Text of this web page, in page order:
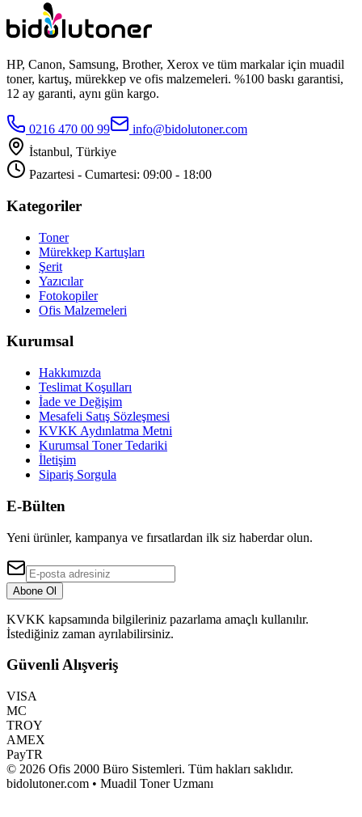
HP, Canon, Samsung, Brother, Xerox ve tüm markalar için muadil
toner, kartuş, mürekkep ve ofis malzemeleri. %100 baskı garantisi,
12 ay garanti, aynı gün kargo.
0216 470 00 99
info@bidolutoner.com
İstanbul, Türkiye
Pazartesi - Cumartesi: 09:00 - 18:00
Kategoriler
Toner
Mürekkep Kartuşları
Şerit
Yazıcılar
Fotokopiler
Ofis Malzemeleri
Kurumsal
Hakkımızda
Teslimat Koşulları
İade ve Değişim
Mesafeli Satış Sözleşmesi
KVKK Aydınlatma Metni
Kurumsal Toner Tedariki
İletişim
Sipariş Sorgula
E-Bülten
Yeni ürünler, kampanya ve fırsatlardan ilk siz haberdar olun.
Abone Ol
KVKK kapsamında bilgileriniz pazarlama amaçlı kullanılır.
İstediğiniz zaman ayrılabilirsiniz.
Güvenli Alışveriş
VISA
MC
TROY
AMEX
PayTR
© 2026 Ofis 2000 Büro Sistemleri. Tüm hakları saklıdır.
bidolutoner.com • Muadil Toner Uzmanı